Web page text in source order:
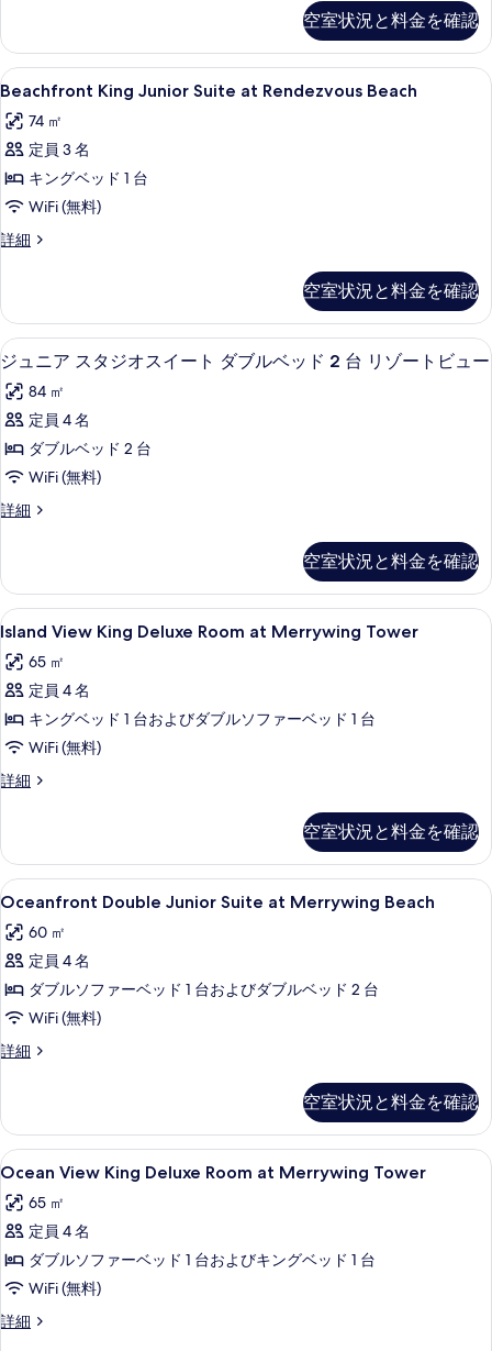
す
る
べ
て
の
写
真
を
表
示
at
Merrywing
Beach
詳
細
空室状況と料金を確認
Beachfront
King
Junior
Suite
at
Rendezvous
Beach
の
べ
て
の
写
真
を
表
示
5
Beachfront King Junior Suite at Rendezvous Beach
74 ㎡
定員 3 名
キングベッド 1 台
WiFi (無料)
詳細
Beachfront
at
Rendezvous
Beach
詳
細
空室状況と料金を確認
ジ
ュ
ニ
ア
ス
タ
ジ
ス
イ
ー
ト
ダ
ブ
ル
ベ
2
台
リ
ゾ
ー
ト
ビ
ュ
の
す
べ
て
の
写
真
を
高級寝具、ミニバー、セーフティボ
4
ジュニア スタジオスイート ダブルベッド 2 台 リゾートビュー
84 ㎡
定員 4 名
ダブルベッド 2 台
WiFi (無料)
詳細
ジ
ス
タ
ジ
ス
イ
ト
ダ
ル
台
リ
ゾ
ー
ト
ビ
ー
の
詳
空室状況と料金を確認
Island
View
King
Deluxe
Room
at
Merrywing
Tower
す
べ
て
の
写
真
を
表
る
Island View King Deluxe Room at
6
Island View King Deluxe Room at Merrywing Tower
65 ㎡
定員 4 名
キングベッド 1 台およびダブルソファーベッド 1 台
WiFi (無料)
詳細
Island
Room
at
Merrywing
の
詳
空室状況と料金を確認
Oceanfront
Double
Junior
Suite
at
Merrywing
Beach
の
べ
て
の
写
真
を
表
示
55 インチの液晶テレビ (ケーブル放
7
Oceanfront Double Junior Suite at Merrywing Beach
60 ㎡
定員 4 名
ダブルソファーベッド 1 台およびダブルベッド 2 台
WiFi (無料)
詳細
Oceanfront
at
Merrywing
Beach
詳
細
空室状況と料金を確認
Ocean
View
King
Deluxe
Room
at
Merrywing
Tower
Ocean View King Deluxe Room at
7
Ocean View King Deluxe Room at Merrywing Tower
65 ㎡
定員 4 名
ダブルソファーベッド 1 台およびキングベッド 1 台
WiFi (無料)
詳細
Ocean